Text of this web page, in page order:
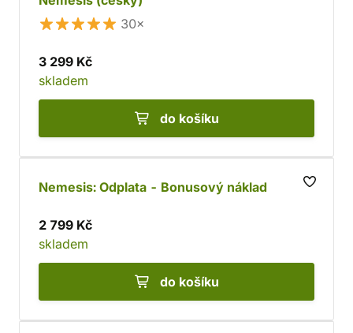
30×
3 299 Kč
skladem
do košíku
Nemesis: Odplata - Bonusový náklad
2 799 Kč
skladem
do košíku